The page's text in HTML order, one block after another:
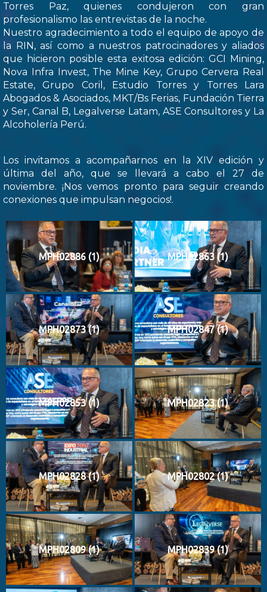
Torres Paz, quienes condujeron con gran
profesionalismo las entrevistas de la noche.
Nuestro agradecimiento a todo el equipo de apoyo de
la RIN, así como a nuestros patrocinadores y aliados
que hicieron posible esta exitosa edición: GCI Mining,
Nova Infra Invest, The Mine Key, Grupo Cervera Real
Estate, Grupo Coril, Estudio Torres y Torres Lara
Abogados & Asociados, MKT/Bs Ferias, Fundación Tierra
y Ser, Canal B, Legalverse Latam, ASE Consultores y La
Alcoholería Perú.
Los invitamos a acompañarnos en la XIV edición y
última del año, que se llevará a cabo el 27 de
noviembre. ¡Nos vemos pronto para seguir creando
conexiones que impulsan negocios!.
MPH02886 (1) MPH02863 (1)
MPH02873 (1) MPH02847 (1)
MPH02853 (1) MPH02823 (1)
MPH02828 (1) MPH02802 (1)
MPH02809 (1) MPH02839 (1)